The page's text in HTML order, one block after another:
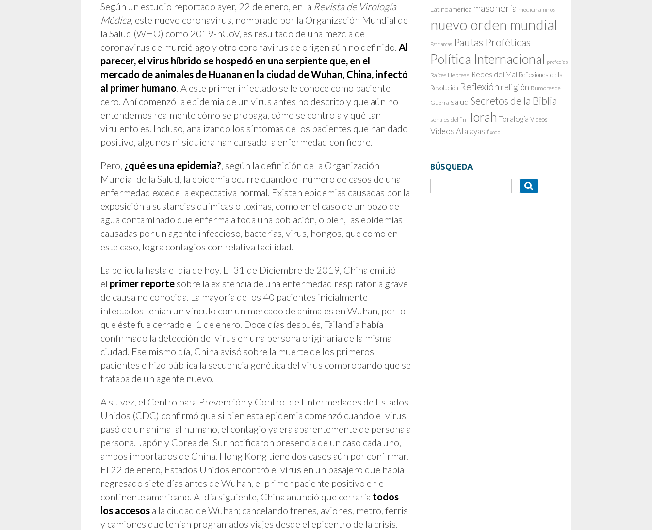
Según un estudio reportado ayer, 22 de enero, en la Revista de Virología
Médica, este nuevo coronavirus, nombrado por la Organización Mundial de
la Salud (WHO) como 2019-nCoV, es resultado de una mezcla de
coronavirus de murciélago y otro coronavirus de origen aún no definido. Al
parecer, el virus híbrido se hospedó en una serpiente que, en el
mercado de animales de Huanan en la ciudad de Wuhan, China, infectó
al primer humano. A este primer infectado se le conoce como paciente
cero. Ahí comenzó la epidemia de un virus antes no descrito y que aún no
entendemos realmente cómo se propaga, cómo se controla y qué tan
virulento es. Incluso, analizando los síntomas de los pacientes que han dado
positivo, algunos ni siquiera han cursado la enfermedad con fiebre.
Pero, ¿qué es una epidemia?, según la definición de la Organización
Mundial de la Salud, la epidemia ocurre cuando el número de casos de una
enfermedad excede la expectativa normal. Existen epidemias causadas por la
exposición a sustancias químicas o toxinas, como en el caso de un pozo de
agua contaminado que enferma a toda una población, o bien, las epidemias
causadas por un agente infeccioso, bacterias, virus, hongos, que como en
este caso, logra contagios con relativa facilidad.
La película hasta el día de hoy. El 31 de Diciembre de 2019, China emitió
el primer reporte sobre la existencia de una enfermedad respiratoria grave
de causa no conocida. La mayoría de los 40 pacientes inicialmente
infectados tenían un vínculo con un mercado de animales en Wuhan, por lo
que éste fue cerrado el 1 de enero. Doce días después, Tailandia había
confirmado la detección del virus en una persona originaria de la misma
ciudad. Ese mismo día, China avisó sobre la muerte de los primeros
pacientes e hizo pública la secuencia genética del virus comprobando que se
trataba de un agente nuevo.
A su vez, el Centro para Prevención y Control de Enfermedades de Estados
Unidos (CDC) confirmó que si bien esta epidemia comenzó cuando el virus
pasó de un animal al humano, el contagio ya era aparentemente de persona a
persona. Japón y Corea del Sur notificaron presencia de un caso cada uno,
ambos importados de China. Hong Kong tiene dos casos aún por confirmar.
El 22 de enero, Estados Unidos encontró el virus en un pasajero que había
regresado siete días antes de Wuhan, el primer paciente positivo en el
continente americano. Al día siguiente, China anunció que cerraría todos
los accesos a la ciudad de Wuhan; cancelando trenes, aviones, metro, ferris
y camiones que tenían programados viajes desde el epicentro de la crisis.
Latinoamérica masonería medicina niños
nuevo orden mundial
Patriarcas Pautas Proféticas
Política Internacional profecías
Raíces Hebreas Redes del Mal Reflexiones de la
Revolución Reflexión religión Rumores de
Guerra salud Secretos de la Biblia
señales del fin Torah Toralogía Videos
Videos Atalayas Éxodo
BÚSQUEDA